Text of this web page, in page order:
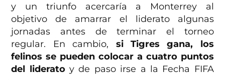
y un triunfo acercaría a Monterrey al
objetivo de amarrar el liderato algunas
jornadas antes de terminar el torneo
regular. En cambio, si Tigres gana, los
felinos se pueden colocar a cuatro puntos
del lideratoy de paso irse a la Fecha FIFA